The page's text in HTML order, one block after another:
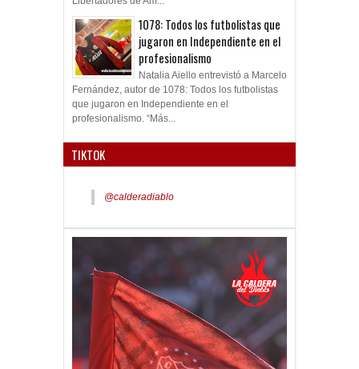
1078: Todos los futbolistas que
jugaron en Independiente en el
profesionalismo
Natalia Aiello entrevistó a Marcelo
Fernández, autor de 1078: Todos los futbolistas
que jugaron en Independiente en el
profesionalismo. “Más...
TIKTOK
@calderadiablo